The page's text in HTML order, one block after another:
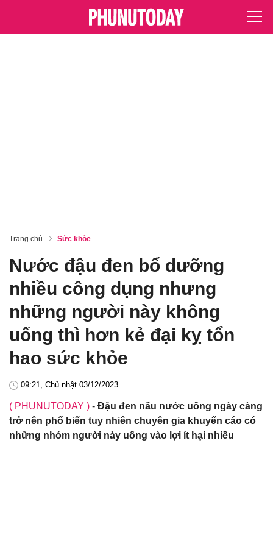
Trang chủ Sức khỏe
Nước đậu đen bổ dưỡng
nhiều công dụng nhưng
những người này không
uống thì hơn kẻ đại kỵ tổn
hao sức khỏe
09:21, Chủ nhật 03/12/2023
( PHUNUTODAY ) - Đậu đen nấu nước uống ngày càng
trở nên phổ biến tuy nhiên chuyên gia khuyến cáo có
những nhóm người này uống vào lợi ít hại nhiều